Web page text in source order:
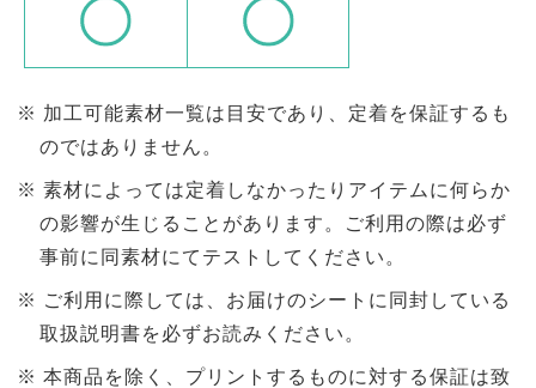
加工可能素材一覧は目安であり、定着を保証するも
のではありません。
素材によっては定着しなかったりアイテムに何らか
の影響が生じることがあります。ご利用の際は必ず
事前に同素材にてテストしてください。
ご利用に際しては、お届けのシートに同封している
取扱説明書を必ずお読みください。
本商品を除く、プリントするものに対する保証は致